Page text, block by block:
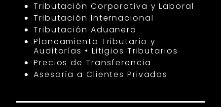
Tributación Corporativa y Laboral
Tributación Internacional
Tributación Aduanera
Planeamiento Tributario y
Auditorías • Litigios Tributarios
Precios de Transferencia
Asesoría a Clientes Privados